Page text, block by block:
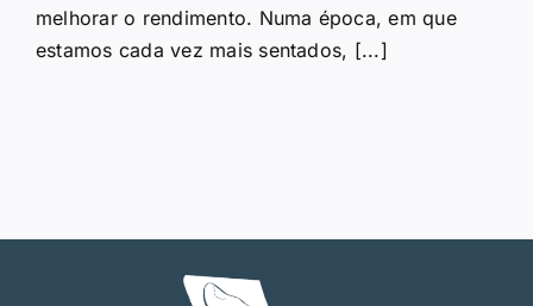
melhorar o rendimento. Numa época, em que
estamos cada vez mais sentados, [...]